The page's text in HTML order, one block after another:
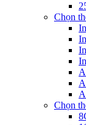
Chọn
Chọn